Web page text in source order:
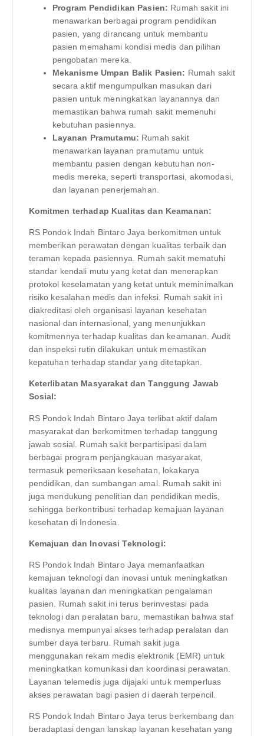
Program Pendidikan Pasien: Rumah sakit ini
menawarkan berbagai program pendidikan
pasien, yang dirancang untuk membantu
pasien memahami kondisi medis dan pilihan
pengobatan mereka.
Mekanisme Umpan Balik Pasien: Rumah sakit
secara aktif mengumpulkan masukan dari
pasien untuk meningkatkan layanannya dan
memastikan bahwa rumah sakit memenuhi
kebutuhan pasiennya.
Layanan Pramutamu: Rumah sakit
menawarkan layanan pramutamu untuk
membantu pasien dengan kebutuhan non-
medis mereka, seperti transportasi, akomodasi,
dan layanan penerjemahan.
Komitmen terhadap Kualitas dan Keamanan:
RS Pondok Indah Bintaro Jaya berkomitmen untuk
memberikan perawatan dengan kualitas terbaik dan
teraman kepada pasiennya. Rumah sakit mematuhi
standar kendali mutu yang ketat dan menerapkan
protokol keselamatan yang ketat untuk meminimalkan
risiko kesalahan medis dan infeksi. Rumah sakit ini
diakreditasi oleh organisasi layanan kesehatan
nasional dan internasional, yang menunjukkan
komitmennya terhadap kualitas dan keamanan. Audit
dan inspeksi rutin dilakukan untuk memastikan
kepatuhan terhadap standar yang ditetapkan.
Keterlibatan Masyarakat dan Tanggung Jawab
Sosial:
RS Pondok Indah Bintaro Jaya terlibat aktif dalam
masyarakat dan berkomitmen terhadap tanggung
jawab sosial. Rumah sakit berpartisipasi dalam
berbagai program penjangkauan masyarakat,
termasuk pemeriksaan kesehatan, lokakarya
pendidikan, dan sumbangan amal. Rumah sakit ini
juga mendukung penelitian dan pendidikan medis,
sehingga berkontribusi terhadap kemajuan layanan
kesehatan di Indonesia.
Kemajuan dan Inovasi Teknologi:
RS Pondok Indah Bintaro Jaya memanfaatkan
kemajuan teknologi dan inovasi untuk meningkatkan
kualitas layanan dan meningkatkan pengalaman
pasien. Rumah sakit ini terus berinvestasi pada
teknologi dan peralatan baru, memastikan bahwa staf
medisnya mempunyai akses terhadap peralatan dan
sumber daya terbaru. Rumah sakit juga
menggunakan rekam medis elektronik (EMR) untuk
meningkatkan komunikasi dan koordinasi perawatan.
Layanan telemedis juga dijajaki untuk memperluas
akses perawatan bagi pasien di daerah terpencil.
RS Pondok Indah Bintaro Jaya terus berkembang dan
beradaptasi dengan lanskap layanan kesehatan yang